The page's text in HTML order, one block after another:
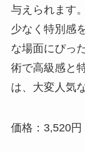
与えられます
少なく特別感
な場面にぴっ
術で高級感と
は、大変人気
価格：3,520円